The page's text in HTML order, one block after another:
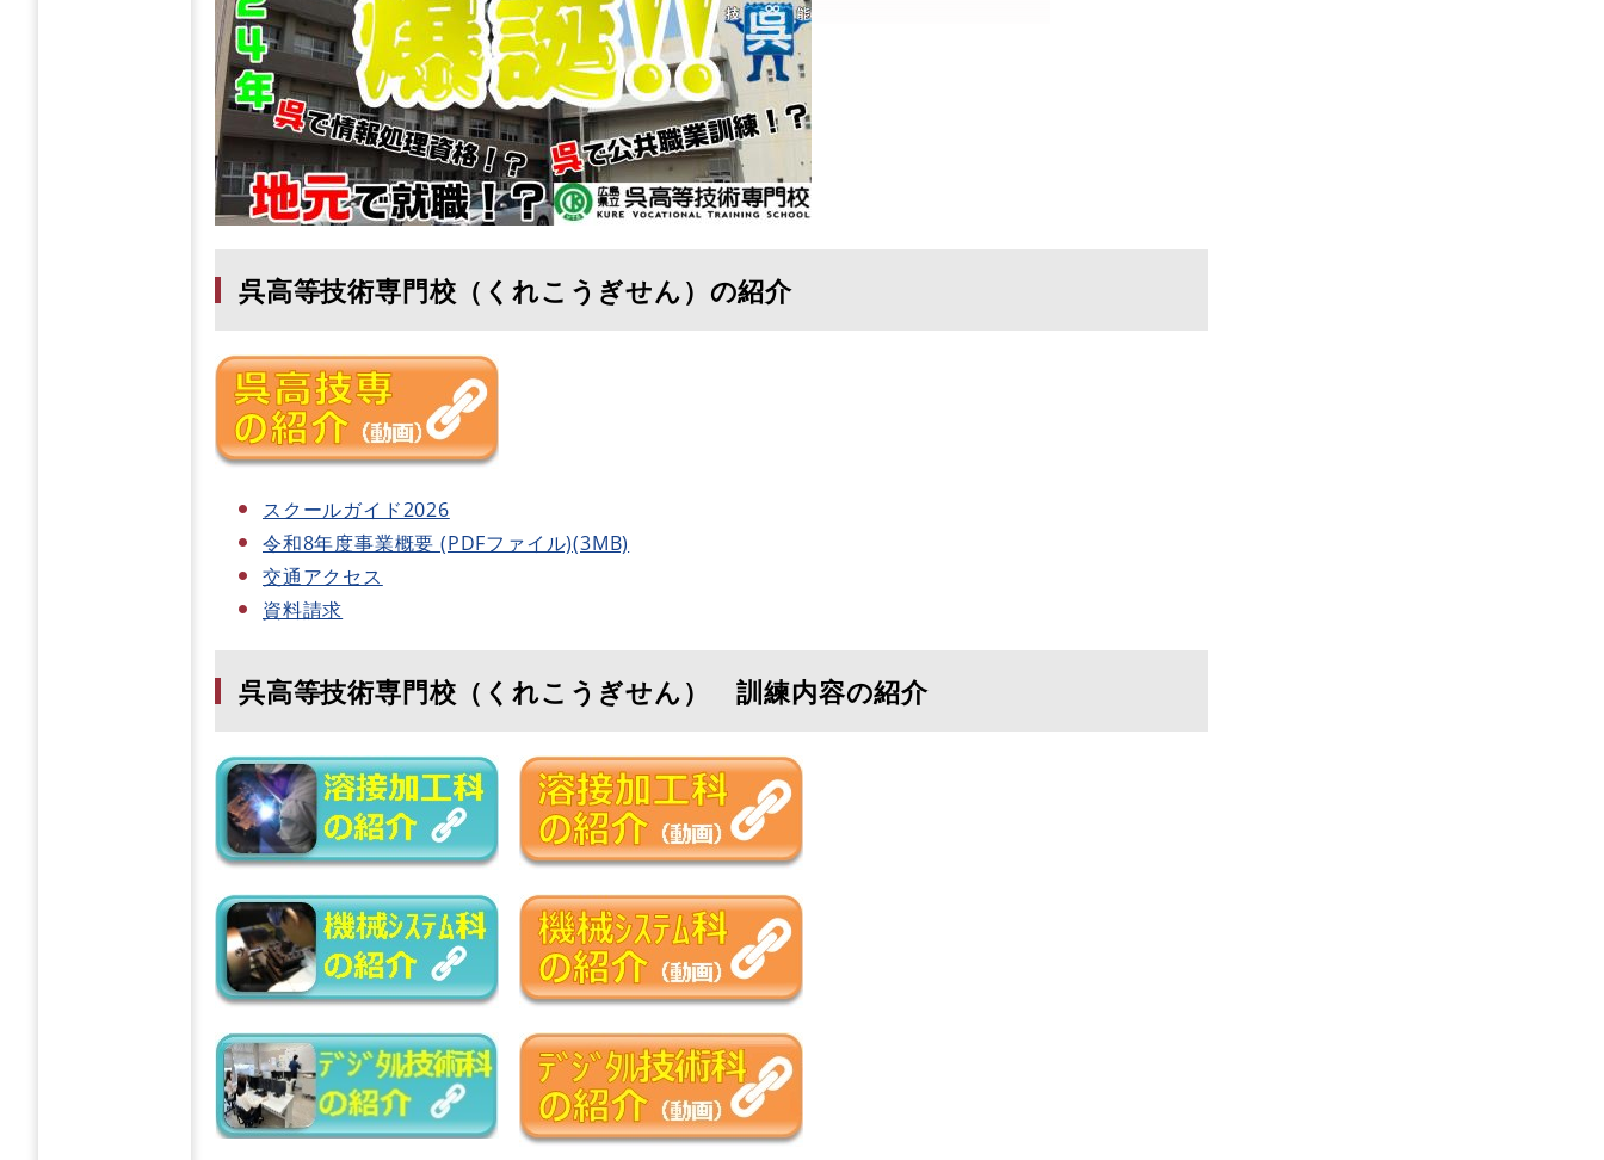
呉高等技術専門校（くれこうぎせん）の紹介
スクールガイド2026
令和8年度事業概要 (PDFファイル)(3MB)
交通アクセス
資料請求
呉高等技術専門校（くれこうぎせん） 訓練内容の紹介